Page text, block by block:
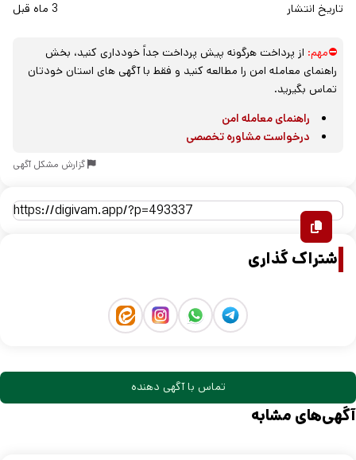
تاریخ انتشار 3 ماه قبل
⛔مهم: از پرداخت هرگونه پیش پرداخت جداً خودداری کنید، بخش
راهنمای معامله امن را مطالعه کنید و فقط با آگهی های استان خودتان
تماس بگیرید.
راهنمای معامله امن
درخواست مشاوره تخصصی
گزارش مشکل آگهی
اشتراک گذاری
تماس با آگهی دهنده
آگهی‌های مشابه